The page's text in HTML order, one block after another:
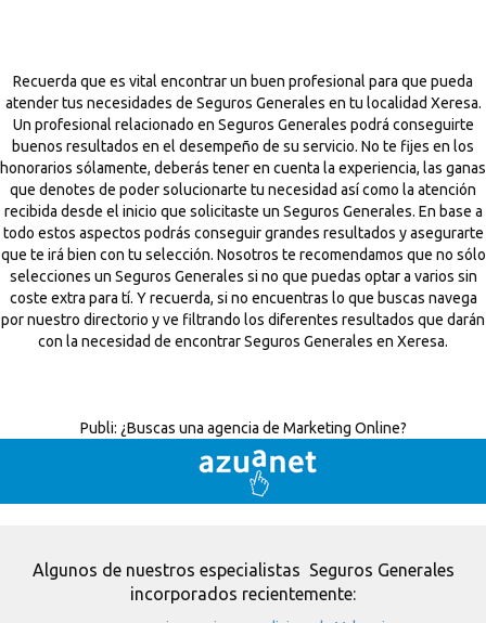
Recuerda que es vital encontrar un buen profesional para que pueda
atender tus necesidades de Seguros Generales en tu localidad Xeresa.
Un profesional relacionado en Seguros Generales podrá conseguirte
buenos resultados en el desempeño de su servicio. No te fijes en los
honorarios sólamente, deberás tener en cuenta la experiencia, las ganas
que denotes de poder solucionarte tu necesidad así como la atención
recibida desde el inicio que solicitaste un Seguros Generales. En base a
todo estos aspectos podrás conseguir grandes resultados y asegurarte
que te irá bien con tu selección. Nosotros te recomendamos que no sólo
selecciones un Seguros Generales si no que puedas optar a varios sin
coste extra para tí. Y recuerda, si no encuentras lo que buscas navega
por nuestro directorio y ve filtrando los diferentes resultados que darán
con la necesidad de encontrar Seguros Generales en Xeresa.
Publi: ¿Buscas una agencia de Marketing Online?
Algunos de nuestros especialistas Seguros Generales
incorporados recientemente: